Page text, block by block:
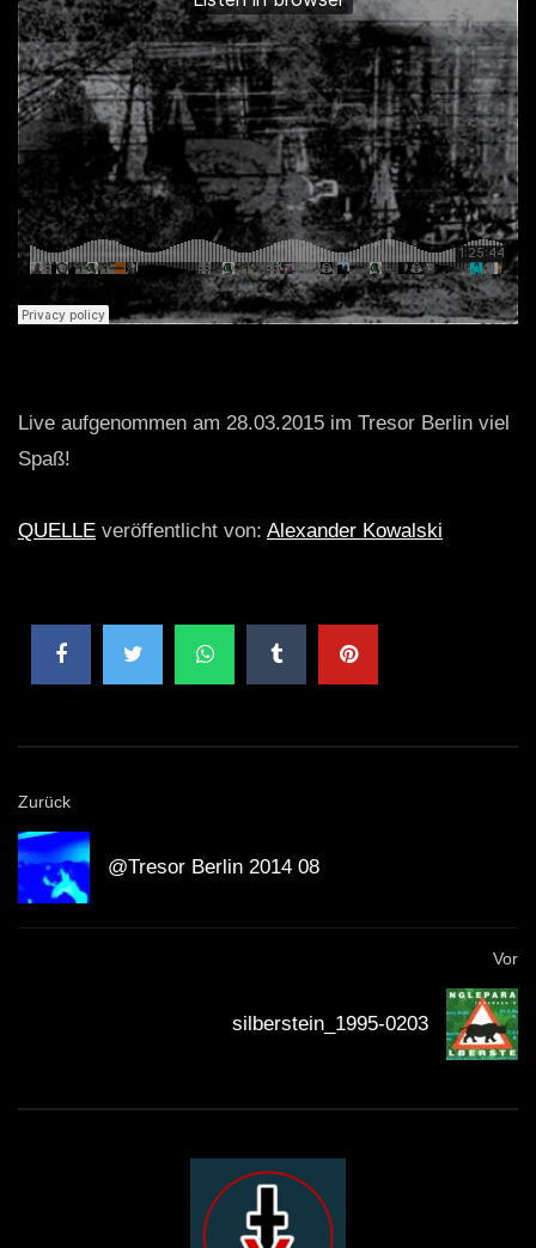
Live aufgenommen am 28.03.2015 im Tresor Berlin viel
Spaß!
QUELLE veröffentlicht von: Alexander Kowalski
Zurück
@Tresor Berlin 2014 08
Vor
silberstein_1995-0203